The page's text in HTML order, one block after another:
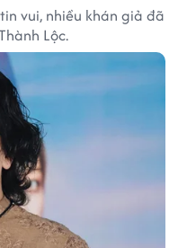
vui, nhiều khán giả đã
Lộc.